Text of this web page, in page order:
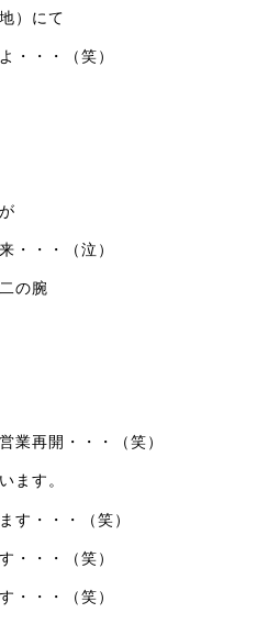
）にて
・・・（笑）
・・・（泣）
の腕
業再開・・・（笑）
ます。
す・・・（笑）
・・・（笑）
・・・（笑）